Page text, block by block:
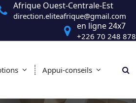
Afrique Ouest-Centrale-Est
direction.eliteafrique@gmail.com
en ligne 24x7
+226 70 248 878
Appui-conseils